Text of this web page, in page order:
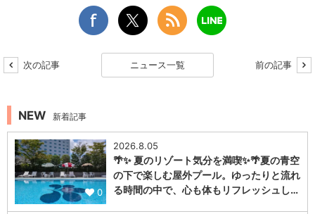
次の記事 ニュース一覧 前の記事
NEW 新着記事
0
2026.8.05
🌴✨ 夏のリゾート気分を満喫✨🌴夏の青空
の下で楽しむ屋外プール。ゆったりと流れ
る時間の中で、心も体もリフレッシュし…